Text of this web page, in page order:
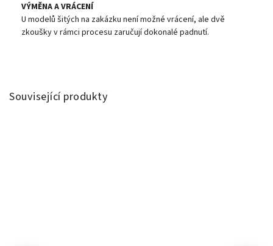
VÝMĚNA A VRÁCENÍ
U modelů šitých na zakázku není možné vrácení, ale dvě
zkoušky v rámci procesu zaručují dokonalé padnutí.
Související produkty